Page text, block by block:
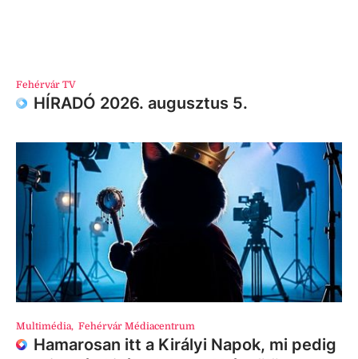
Fehérvár TV
HÍRADÓ 2026. augusztus 5.
Multimédia, Fehérvár Médiacentrum
Hamarosan itt a Királyi Napok, mi pedig